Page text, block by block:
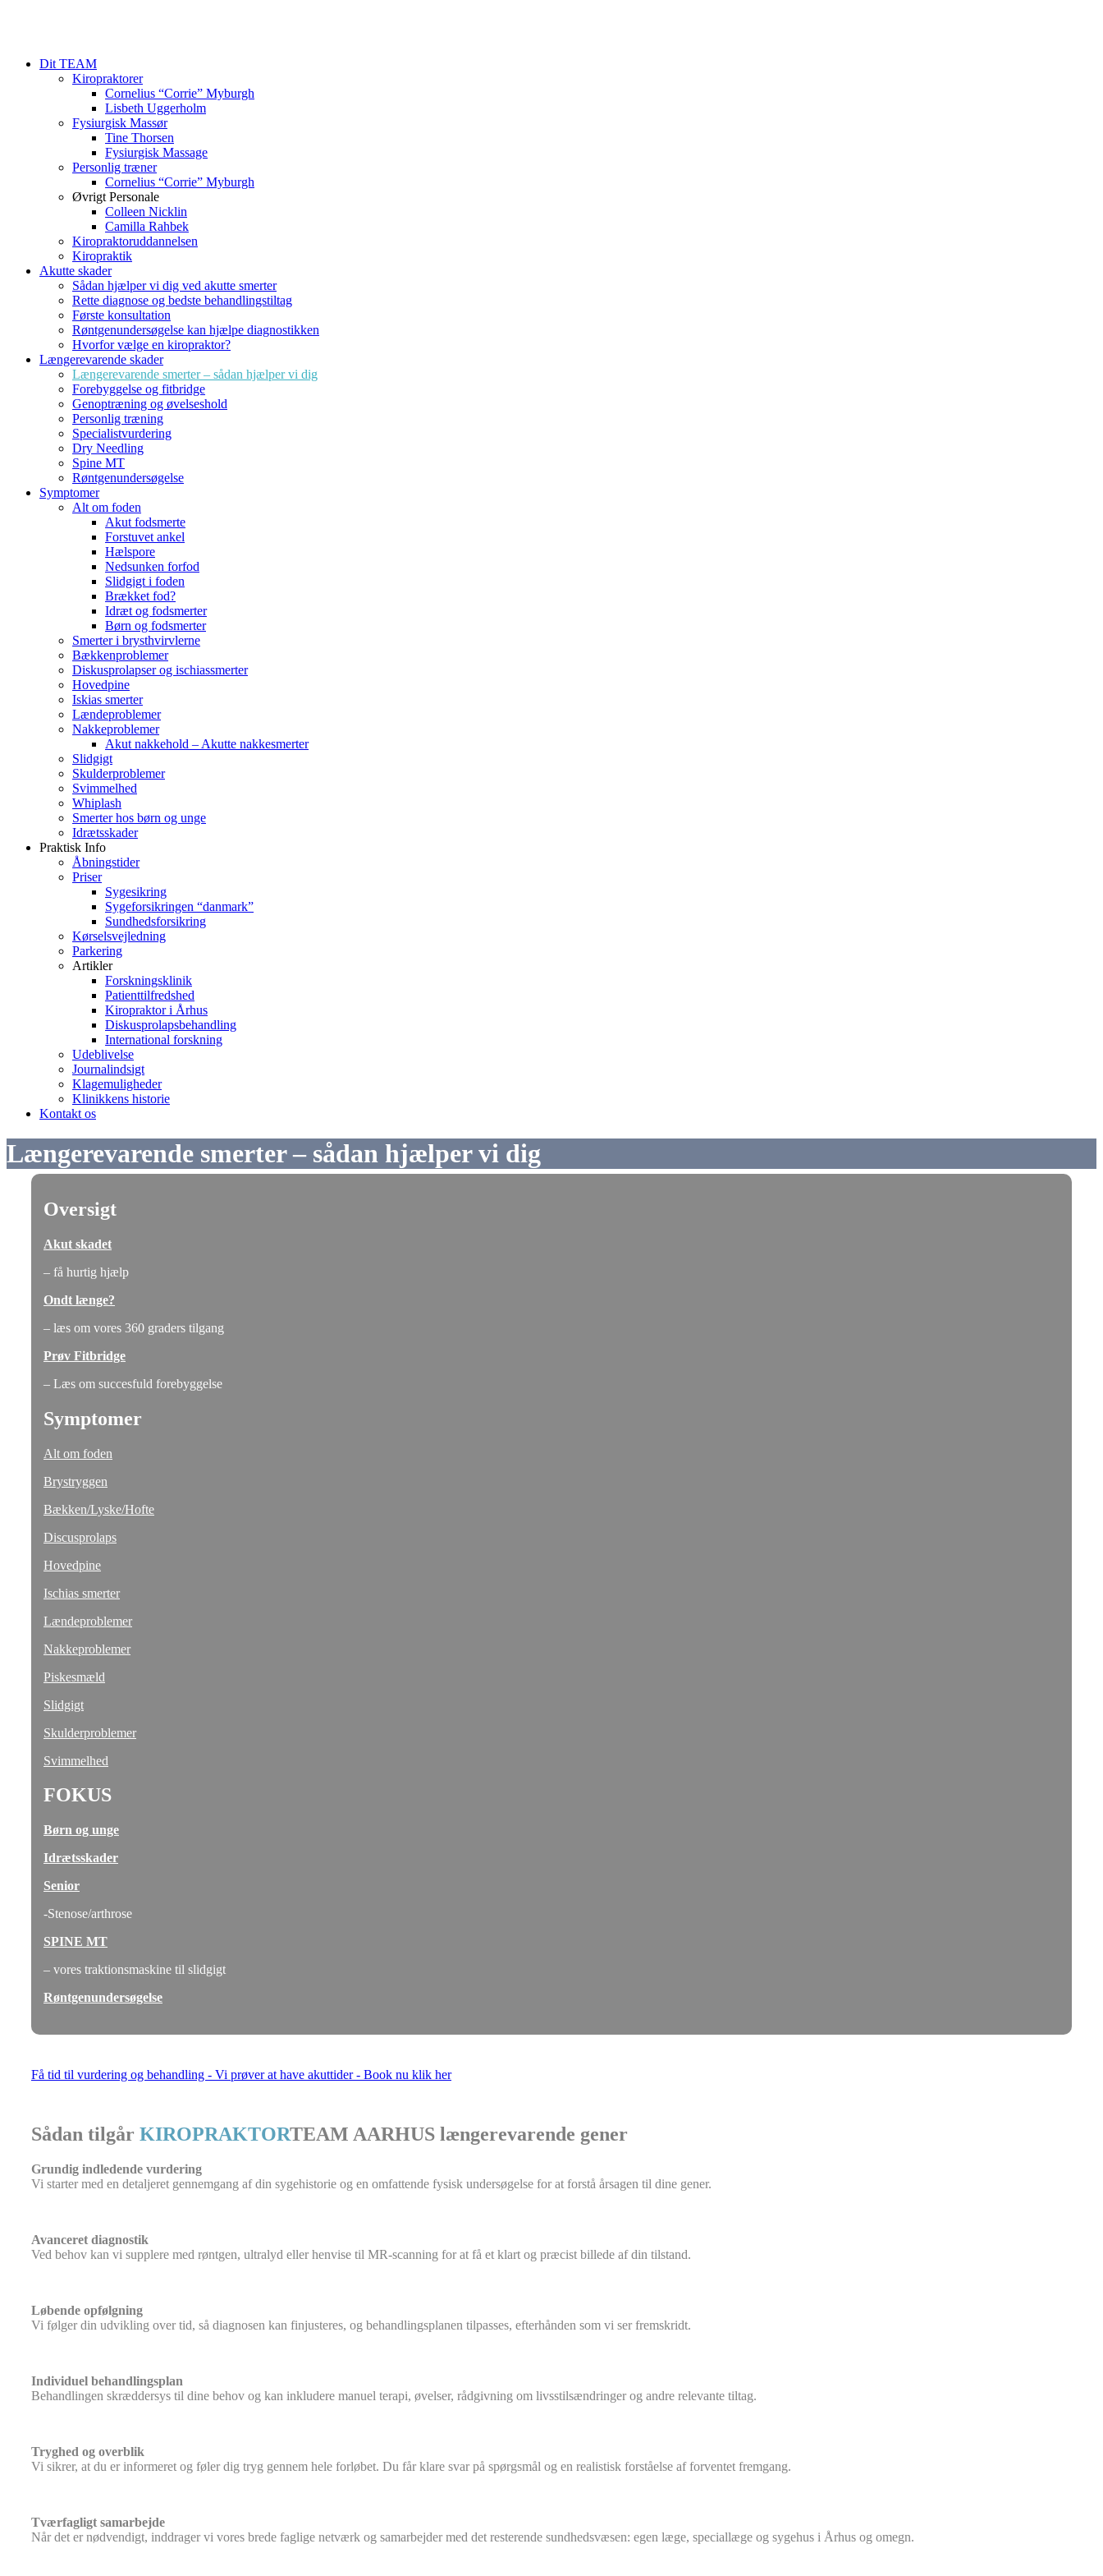
Dit TEAM
Kiropraktorer
Cornelius “Corrie” Myburgh
Lisbeth Uggerholm
Fysiurgisk Massør
Tine Thorsen
Fysiurgisk Massage
Personlig træner
Cornelius “Corrie” Myburgh
Øvrigt Personale
Colleen Nicklin
Camilla Rahbek
Kiropraktoruddannelsen
Kiropraktik
Akutte skader
Sådan hjælper vi dig ved akutte smerter
Rette diagnose og bedste behandlingstiltag
Første konsultation
Røntgenundersøgelse kan hjælpe diagnostikken
Hvorfor vælge en kiropraktor?
Længerevarende skader
Længerevarende smerter – sådan hjælper vi dig
Forebyggelse og fitbridge
Genoptræning og øvelseshold
Personlig træning
Specialistvurdering
Dry Needling
Spine MT
Røntgenundersøgelse
Symptomer
Alt om foden
Akut fodsmerte
Forstuvet ankel
Hælspore
Nedsunken forfod
Slidgigt i foden
Brækket fod?
Idræt og fodsmerter
Børn og fodsmerter
Smerter i brysthvirvlerne
Bækkenproblemer
Diskusprolapser og ischiassmerter
Hovedpine
Iskias smerter
Lændeproblemer
Nakkeproblemer
Akut nakkehold – Akutte nakkesmerter
Slidgigt
Skulderproblemer
Svimmelhed
Whiplash
Smerter hos børn og unge
Idrætsskader
Praktisk Info
Åbningstider
Priser
Sygesikring
Sygeforsikringen “danmark”
Sundhedsforsikring
Kørselsvejledning
Parkering
Artikler
Forskningsklinik
Patienttilfredshed
Kiropraktor i Århus
Diskusprolapsbehandling
International forskning
Udeblivelse
Journalindsigt
Klagemuligheder
Klinikkens historie
Kontakt os
Længerevarende smerter – sådan hjælper vi dig
Oversigt
Akut skadet
– få hurtig hjælp
Ondt længe?
– læs om vores 360 graders tilgang
Prøv Fitbridge
– Læs om succesfuld forebyggelse
Symptomer
Alt om foden
Brystryggen
Bækken/Lyske/Hofte
Discusprolaps
Hovedpine
Ischias smerter
Lændeproblemer
Nakkeproblemer
Piskesmæld
Slidgigt
Skulderproblemer
Svimmelhed
FOKUS
Børn og unge
Idrætsskader
Senior
-Stenose/arthrose
SPINE MT
– vores traktionsmaskine til slidgigt
Røntgenundersøgelse
Få tid til vurdering og behandling - Vi prøver at have akuttider - Book nu klik her
Sådan tilgår KIROPRAKTORTEAM AARHUS længerevarende gener
Grundig indledende vurdering
Vi starter med en detaljeret gennemgang af din sygehistorie og en omfattende fysisk undersøgelse for at forstå årsagen til dine gener.
Avanceret diagnostik
Ved behov kan vi supplere med røntgen, ultralyd eller henvise til MR-scanning for at få et klart og præcist billede af din tilstand.
Løbende opfølgning
Vi følger din udvikling over tid, så diagnosen kan finjusteres, og behandlingsplanen tilpasses, efterhånden som vi ser fremskridt.
Individuel behandlingsplan
Behandlingen skræddersys til dine behov og kan inkludere manuel terapi, øvelser, rådgivning om livsstilsændringer og andre relevante tiltag.
Tryghed og overblik
Vi sikrer, at du er informeret og føler dig tryg gennem hele forløbet. Du får klare svar på spørgsmål og en realistisk forståelse af forventet fremgang.
Tværfagligt samarbejde
Når det er nødvendigt, inddrager vi vores brede faglige netværk og samarbejder med det resterende sundhedsvæsen: egen læge, speciallæge og sygehus i Århus og omegn.